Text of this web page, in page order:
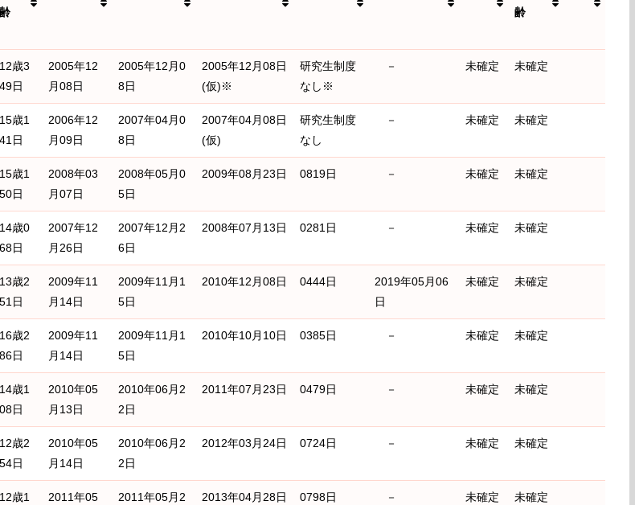
齢
齢
加入
時年
お披露目
日
劇場デビュ
ー日
昇格日
昇格まで
の日数
在籍
卒業
12歳3
49日
2005年12
月08日
2005年12月0
8日
2005年12月08日
(仮)※
研究生制度
なし※
－ 未確定 未確定
15歳1
41日
2006年12
月09日
2007年04月0
8日
2007年04月08日
(仮)
研究生制度
なし
－ 未確定 未確定
15歳1
50日
2008年03
月07日
2008年05月0
5日
2009年08月23日 0819日 － 未確定 未確定
14歳0
68日
2007年12
月26日
2007年12月2
6日
2008年07月13日 0281日 － 未確定 未確定
13歳2
51日
2009年11
月14日
2009年11月1
5日
2010年12月08日 0444日
2019年05月06
日
未確定 未確定
16歳2
86日
2009年11
月14日
2009年11月1
5日
2010年10月10日 0385日 － 未確定 未確定
14歳1
08日
2010年05
月13日
2010年06月2
2日
2011年07月23日 0479日 － 未確定 未確定
12歳2
54日
2010年05
月14日
2010年06月2
2日
2012年03月24日 0724日 － 未確定 未確定
12歳1
2011年05
2011年05月2
2013年04月28日 0798日 － 未確定 未確定